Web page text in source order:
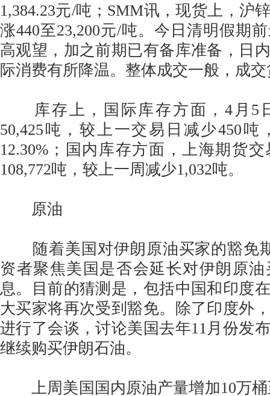
1,384.23元/吨；SMM讯，现货上，沪
涨440至23,200元/吨。今日清明假期
高观望，加之前期已有备库准备，日
际消费有所降温。整体成交一般，成
库存上，国际库存方面，4月5
50,425吨，较上一交易日减少450
12.30%；国内库存方面，上海期货
108,772吨，较上一周减少1,032吨。
原油
随着美国对伊朗原油买家的豁免
资者聚焦美国是否会延长对伊朗原
息。目前的猜测是，包括中国和印度
大买家将再次受到豁免。除了印度外
进行了会谈，讨论美国去年11月份发
继续购买伊朗石油。
上周美国国内原油产量增加10万桶